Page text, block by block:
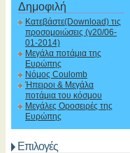
Δημοφιλή
Κατεβάστε(Download) τις
προσομοιώσεις (v20/06-
01-2014)
Μεγάλα ποτάμια της
Ευρώπης
Νόμος Coulomb
Ήπειροι & Μεγάλα
ποτάμια του κόσμου
Μεγάλες Οροσειρές της
Ευρώπης
Επιλογές